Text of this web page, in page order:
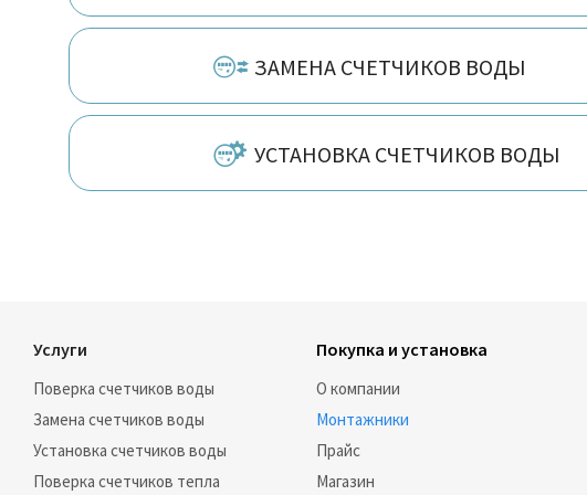
ЗАМЕНА СЧЕТЧИКОВ ВОДЫ
УСТАНОВКА СЧЕТЧИКОВ ВОДЫ
Услуги
Поверка счетчиков воды
Замена счетчиков воды
Установка счетчиков воды
Поверка счетчиков тепла
Покупка и установка
О компании
Монтажники
Прайс
Магазин